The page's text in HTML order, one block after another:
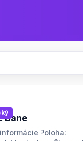
Bane
Poloha: